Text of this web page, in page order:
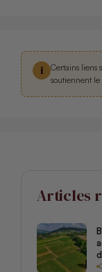
i
Certains liens
soutiennent le
Articles